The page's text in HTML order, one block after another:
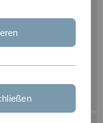
Die Nutzer